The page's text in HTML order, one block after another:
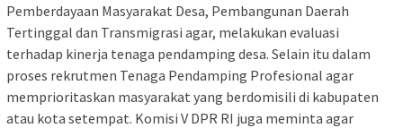
Pemberdayaan Masyarakat Desa, Pembangunan Daerah
Tertinggal dan Transmigrasi agar, melakukan evaluasi
terhadap kinerja tenaga pendamping desa. Selain itu dalam
proses rekrutmen Tenaga Pendamping Profesional agar
memprioritaskan masyarakat yang berdomisili di kabupaten
atau kota setempat. Komisi V DPR RI juga meminta agar